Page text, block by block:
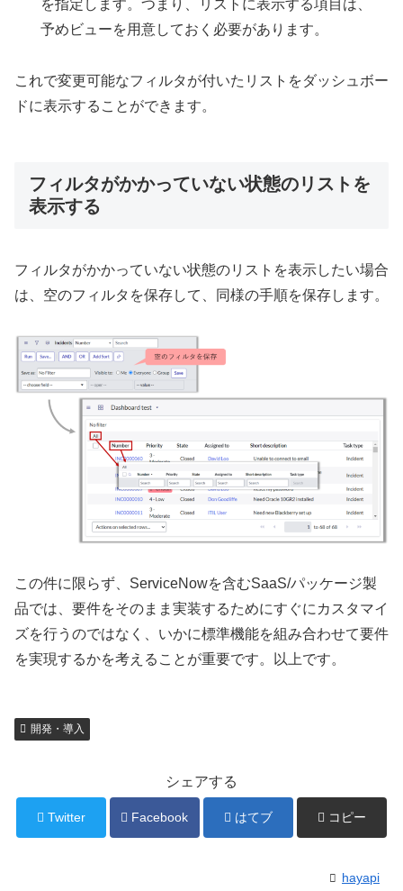
を指定します。つまり、リストに表示する項目は、
予めビューを用意しておく必要があります。
これで変更可能なフィルタが付いたリストをダッシュボー
ドに表示することができます。
フィルタがかかっていない状態のリストを
表示する
フィルタがかかっていない状態のリストを表示したい場合
は、空のフィルタを保存して、同様の手順を保存します。
この件に限らず、ServiceNowを含むSaaS/パッケージ製
品では、要件をそのまま実装するためにすぐにカスタマイ
ズを行うのではなく、いかに標準機能を組み合わせて要件
を実現するかを考えることが重要です。以上です。
開発・導入
シェアする
Twitter Facebook はてブ コピー
hayapi